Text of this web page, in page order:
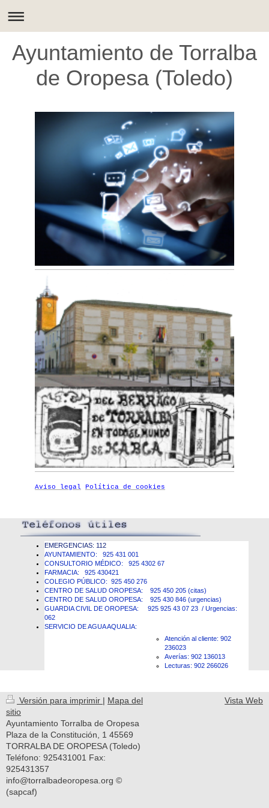
Ayuntamiento de Torralba
de Oropesa (Toledo)
Aviso legal Política de cookies
EMERGENCIAS: 112
AYUNTAMIENTO: 925 431 001
CONSULTORIO MÉDICO: 925 4302 67
FARMACIA: 925 430421
COLEGIO PÚBLICO: 925 450 276
CENTRO DE SALUD OROPESA: 925 450 205 (citas)
CENTRO DE SALUD OROPESA: 925 430 846 (urgencias)
GUARDIA CIVIL DE OROPESA: 925 925 43 07 23 / Urgencias:
062
SERVICIO DE AGUA AQUALIA:
Atención al cliente: 902
236023
Averías: 902 136013
Lecturas: 902 266026
Versión para imprimir | Mapa del
sitio
Ayuntamiento Torralba de Oropesa
Plaza de la Constitución, 1 45569
TORRALBA DE OROPESA (Toledo)
Teléfono: 925431001 Fax:
925431357
info@torralbadeoropesa.org ©
(sapcaf)
Vista Web